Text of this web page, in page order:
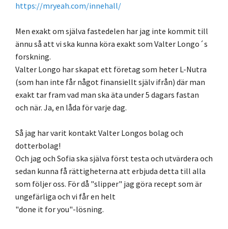
https://mryeah.com/innehall/
Men exakt om själva fastedelen har jag inte kommit till
ännu så att vi ska kunna köra exakt som Valter Longo´s
forskning.
Valter Longo har skapat ett företag som heter L-Nutra
(som han inte får något finansiellt själv ifrån) där man
exakt tar fram vad man ska äta under 5 dagars fastan
och när. Ja, en låda för varje dag.
Så jag har varit kontakt Valter Longos bolag och
dotterbolag!
Och jag och Sofia ska själva först testa och utvärdera och
sedan kunna få rättigheterna att erbjuda detta till alla
som följer oss. För då "slipper" jag göra recept som är
ungefärliga och vi får en helt
"done it for you"-lösning.